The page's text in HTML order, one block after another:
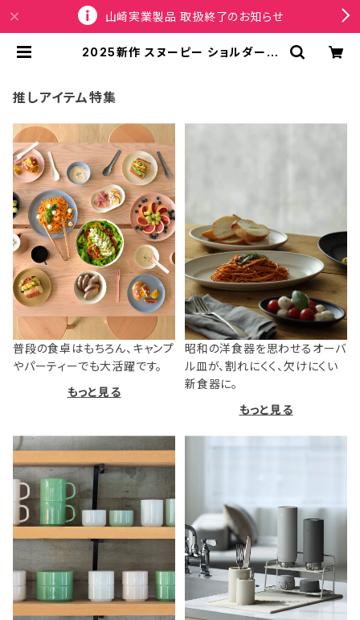
山崎実業製品 取扱終了のお知らせ
2025新作 スヌーピー ショルダース
P.WR.ストラップ.ピーナッツ-0G ブ
推しアイテム特集
普段の食卓はもちろん、キャンプ
やパーティーでも大活躍です。
もっと見る
昭和の洋食器を思わせるオーバ
ル皿が、割れにくく、欠けにくい
新食器に。
もっと見る